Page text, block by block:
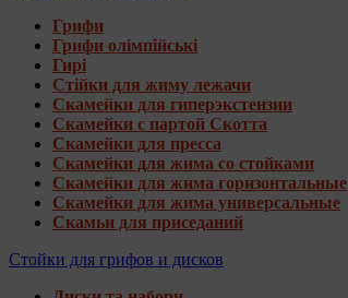
Грифи
Грифи олімпійські
Гирі
Стійки для жиму лежачи
Скамейки для гиперэкстензии
Скамейки с партой Скотта
Скамейки для пресса
Скамейки для жима со стойками
Скамейки для жима горизонтальные
Скамейки для жима универсальные
Скамьи для приседаний
Стойки для грифов и дисков